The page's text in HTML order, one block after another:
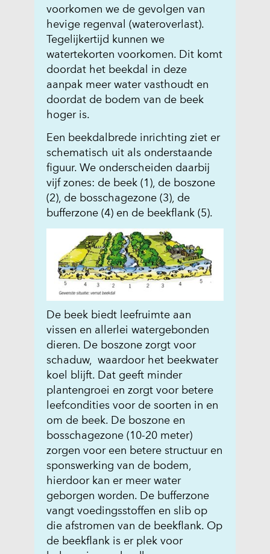
r
a
a
k
_
b
r
e
e
d
b
e
e
d
.
j
p
g
)
voorkomen we de gevolgen van
hevige regenval (wateroverlast).
Tegelijkertijd kunnen we
watertekorten voorkomen. Dit komt
doordat het beekdal in deze
aanpak meer water vasthoudt en
doordat de bodem van de beek
hoger is.
Een beekdalbrede inrichting ziet er
schematisch uit als onderstaande
figuur. We onderscheiden daarbij
vijf zones: de beek (1), de boszone
(2), de bosschagezone (3), de
bufferzone (4) en de beekflank (5).
De beek biedt leefruimte aan
vissen en allerlei watergebonden
dieren. De boszone zorgt voor
schaduw, waardoor het beekwater
koel blijft. Dat geeft minder
plantengroei en zorgt voor betere
leefcondities voor de soorten in en
om de beek. De boszone en
bosschagezone (10-20 meter)
zorgen voor een betere structuur en
sponswerking van de bodem,
hierdoor kan er meer water
geborgen worden. De bufferzone
vangt voedingsstoffen en slib op
die afstromen van de beekflank. Op
de beekflank is er plek voor